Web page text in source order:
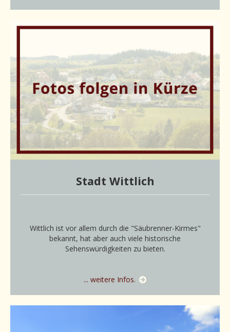
Stadt Wittlich
Wittlich ist vor allem durch die "Säubrenner-Kirmes"
bekannt, hat aber auch viele historische
Sehenswürdigkeiten zu bieten.
... weitere Infos.